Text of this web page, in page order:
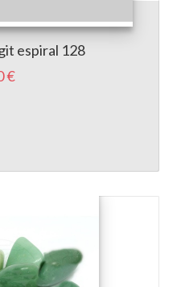
espiral 128
€